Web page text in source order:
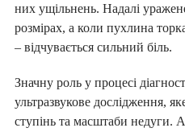
них ущільнень. Надалі
розмірах, а коли пухлина
– відчувається сильний біль.
Значну роль у процесі
ультразвукове дослідження,
ступінь та масштаби недуги.